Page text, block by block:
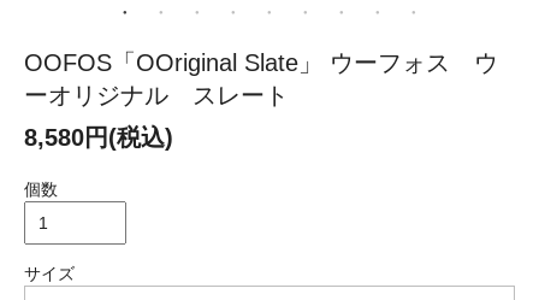
OOFOS「OOriginal Slate」 ウーフォス ウ
ーオリジナル スレート
8,580円(税込)
個数
サイズ